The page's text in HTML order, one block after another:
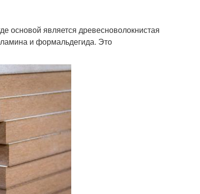
основой является древесноволокнистая
и формальдегида. Это